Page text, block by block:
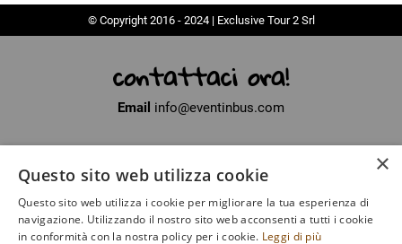
© Copyright 2016 - 2024 | Exclusive Tour 2 Srl
contattaci ora!
Email info@eventinbus.com
Partita Iva01371040450
Iscritto al registro delle Imprese di La Spezia
Numero di iscrizioneSP - 135649
×
Questo sito web utilizza cookie
Questo sito web utilizza i cookie per migliorare la tua esperienza di
navigazione. Utilizzando il nostro sito web acconsenti a tutti i cookie
in conformità con la nostra policy per i cookie. Leggi di più